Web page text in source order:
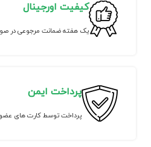
کیفیت اورجینال
یک هفته ضمانت مرجوعی در
پرداخت ایمن
پرداخت توسط کارت های